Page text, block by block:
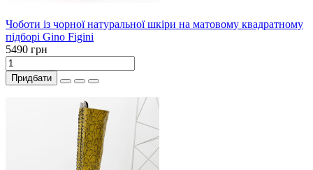
Чоботи із чорної натуральної шкіри на матовому квадратному
підборі Gino Figini
5490 грн
Придбати